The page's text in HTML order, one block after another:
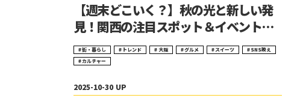
【週末どこいく？】秋の光と新しい発
見！関西の注目スポット＆イベントを
チェック！
街・暮らし トレンド 大阪 グルメ スイーツ
SNS映え
カルチャー